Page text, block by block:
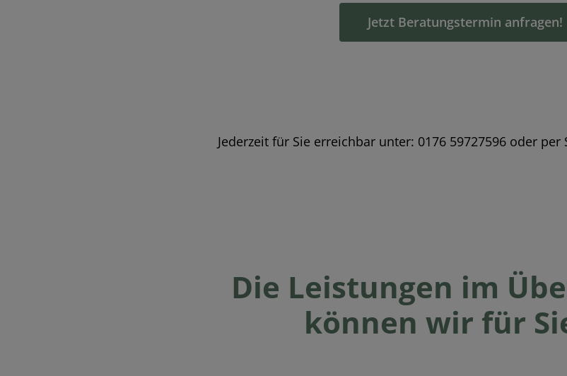
Jetzt Beratungstermin anfragen!
Jederzeit für Sie erreichbar unter: 0176 59727596 oder
Die Leistungen im
können wir für